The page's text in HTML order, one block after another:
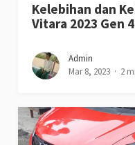
Kelebihan dan
Vitara 2023 Gen 4
Admin
Mar 8, 2023
2